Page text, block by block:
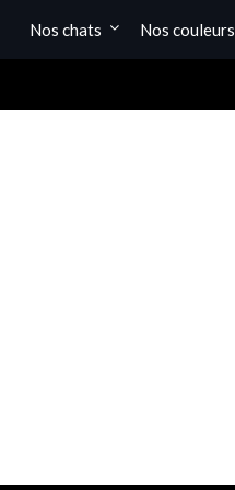
Nos chats Nos couleurs